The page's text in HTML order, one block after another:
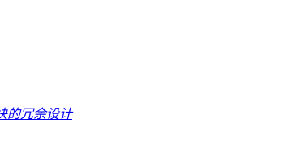
的冗余设计